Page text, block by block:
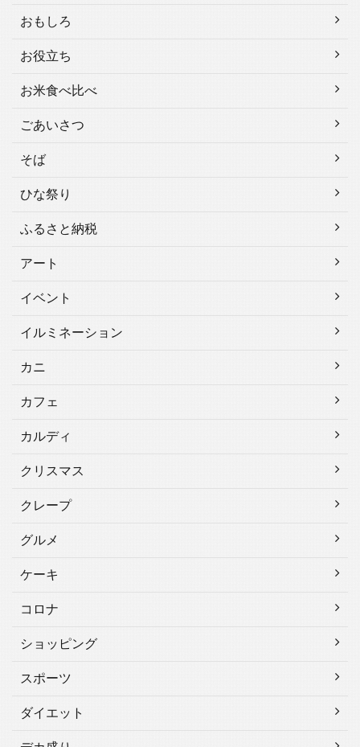
おもしろ
お役立ち
お米食べ比べ
ごあいさつ
そば
ひな祭り
ふるさと納税
アート
イベント
イルミネーション
カニ
カフェ
カルディ
クリスマス
クレープ
グルメ
ケーキ
コロナ
ショッピング
スポーツ
ダイエット